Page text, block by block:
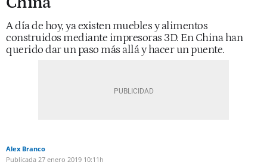
A día de hoy, ya existen muebles y alimentos
construidos mediante impresoras 3D. En China han
querido dar un paso más allá y hacer un puente.
Alex Branco
Publicada 27 enero 2019 10:11h